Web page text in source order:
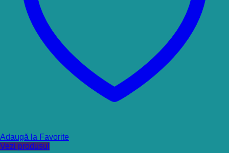
Adaugă la Favorite
Vezi produsul